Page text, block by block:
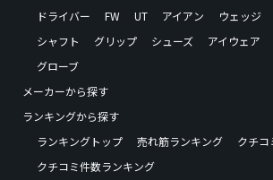
ドライバー
FW UT アイアン ウェッジ
シャフト
グリップ シューズ アイウェア
グローブ
メーカーから探す
ランキングから探す
ランキングトップ
売れ筋ランキング
クチ
クチコミ件数ランキング